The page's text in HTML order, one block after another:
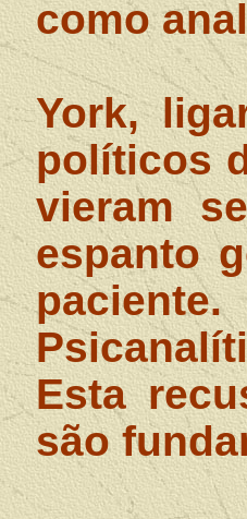
como
York,
políticos
vieram
espanto
Esta
são